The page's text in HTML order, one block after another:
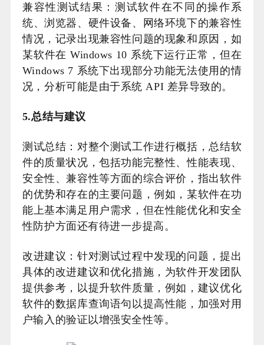
兼容性测试结果：测试软件在不同的操作系
统、浏览器、硬件设备、网络环境下的兼容性
情况，记录出现兼容性问题的现象和原因，如
某软件在 Windows 10 系统下运行正常，但在
Windows 7 系统下出现部分功能无法使用的情
况，分析可能是由于系统 API 差异导致的。
5.总结与建议
测试总结：对整个测试工作进行概括，总结软
件的质量状况，包括功能完整性、性能表现、
安全性、兼容性等方面的综合评价，指出软件
的优势和存在的主要问题，例如，某软件在功
能上基本满足用户需求，但在性能优化和安全
性防护方面还有待进一步提高。
改进建议：针对测试过程中发现的问题，提出
具体的改进建议和优化措施，为软件开发团队
提供参考，以提升软件质量，例如，建议优化
软件的数据库查询语句以提高性能，加强对用
户输入的验证以增强安全性等。